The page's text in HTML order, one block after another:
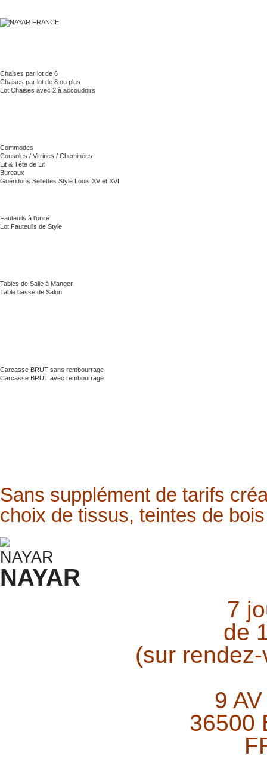
Chaises par lot de 6
Chaises par lot de 8 ou plus
Lot Chaises avec 2 à accoudoirs
Commodes
Consoles / Vitrines / Cheminées
Lit & Tête de Lit
Bureaux
Guéridons Sellettes Style Louis XV et XVI
Fauteuils à l'unité
Lot Fauteuils de Style
Tables de Salle à Manger
Table basse de Salon
Carcasse BRUT sans rembourrage
Carcasse BRUT avec rembourrage
Sans supplément de tarifs
choix de tissus, teintes de
NAYAR
7
de
(sur
9
36500